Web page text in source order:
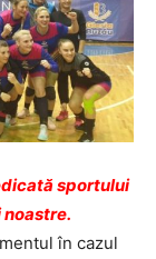
sportului
în cazul